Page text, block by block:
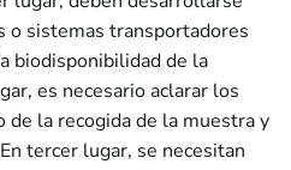
o sistemas transportadores
biodisponibilidad de la
es necesario aclarar los
la recogida de la muestra y
tercer lugar, se necesitan